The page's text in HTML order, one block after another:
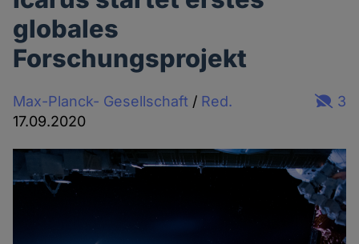
globales
Forschungsprojekt
Max-Planck- Gesellschaft / Red.
17.09.2020
3